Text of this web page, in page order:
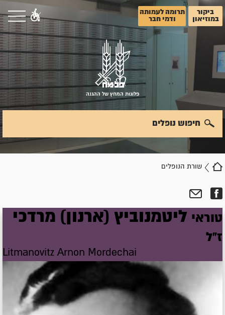
ביקור
במוזיאון
תרומה לעמותה
ודמי חבר
פלוגות המחץ של ההגנה
שורת הנופלים
חיפוש נופלים
טוראי ליטמנוביץ (ארנון) מרדכי
ז"ל
Litmanovitz Arnon Mordechai